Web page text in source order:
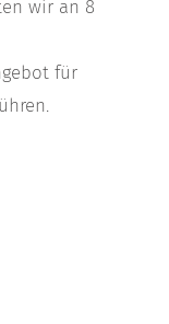
wir an 8
für